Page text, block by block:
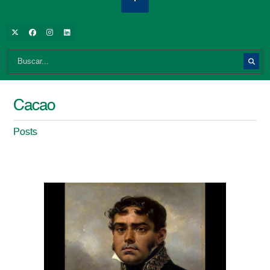
Cacao
Posts